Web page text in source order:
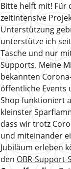
Bitte helft mit! Für
zeitintensive
Unterstützung
unterstütze ich
Tasche und nur
Supports. Meine
bekannten
öffentliche Events
Shop funktioniert
kleinster
dass wir trotz
und miteinander
Jubiläum erleben
den OBR-Support-